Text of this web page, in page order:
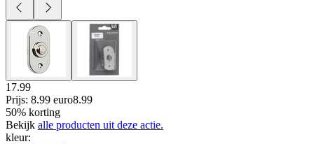
17.99
Prijs: 8.99 euro8.99
50% korting
Bekijk alle producten uit deze actie.
kleur: